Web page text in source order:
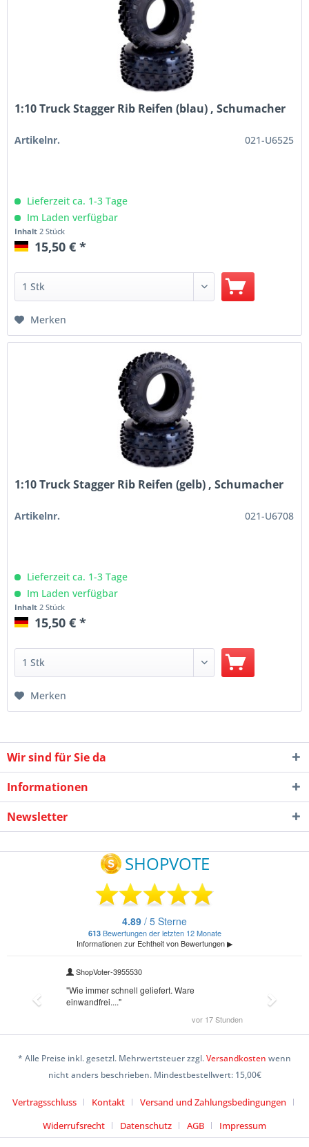
1:10 Truck Stagger Rib Reifen (blau) , Schumacher
Artikelnr. 021-U6525
Lieferzeit ca. 1-3 Tage
Im Laden verfügbar
Inhalt2 Stück
15,50 € *
Merken
1:10 Truck Stagger Rib Reifen (gelb) , Schumacher
Artikelnr. 021-U6708
Lieferzeit ca. 1-3 Tage
Im Laden verfügbar
Inhalt 2 Stück
15,50 € *
Merken
Wir sind für Sie da
Informationen
Newsletter
* Alle Preise inkl. gesetzl. Mehrwertsteuer zzgl.Versandkosten wenn
nicht anders beschrieben. Mindestbestellwert: 15,00€
Vertragsschluss Kontakt
Versand und Zahlungsbedingungen
Widerrufsrecht
Datenschutz AGB Impressum